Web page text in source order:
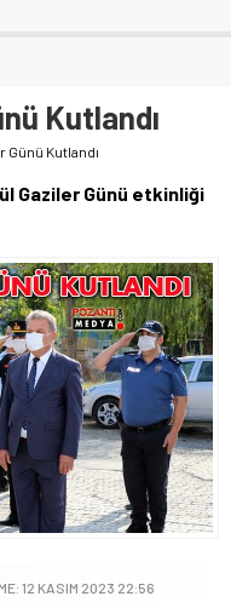
Kutlandı
Günü Kutlandı
Gaziler Günü etkinliği
12 KASIM 2023 22:56